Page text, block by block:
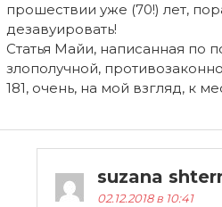
прошествии уже (70!) лет,
дезавуировать!
Статья Майи, написанная по
злополучной,
181, очень, на мой взгляд, к
suzana
02.12.2018 в 10:41